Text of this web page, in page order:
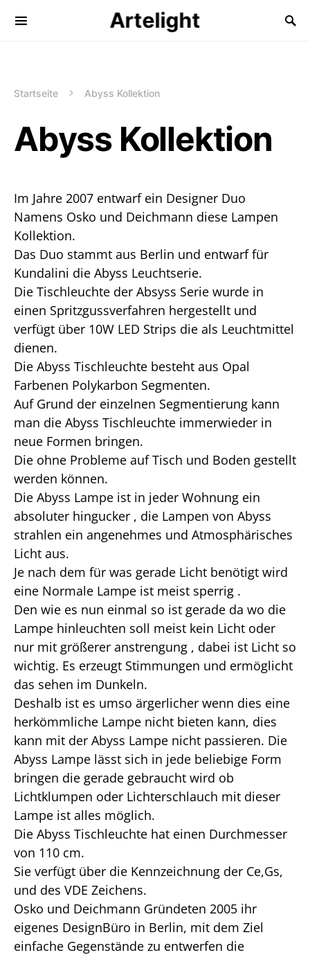
Artelight
Startseite Abyss Kollektion
Abyss Kollektion
Im Jahre 2007 entwarf ein Designer Duo
Namens Osko und Deichmann diese Lampen
Kollektion.
Das Duo stammt aus Berlin und entwarf für
Kundalini die Abyss Leuchtserie.
Die Tischleuchte der Absyss Serie wurde in
einen Spritzgussverfahren hergestellt und
verfügt über 10W LED Strips die als Leuchtmittel
dienen.
Die Abyss Tischleuchte besteht aus Opal
Farbenen Polykarbon Segmenten.
Auf Grund der einzelnen Segmentierung kann
man die Abyss Tischleuchte immerwieder in
neue Formen bringen.
Die ohne Probleme auf Tisch und Boden gestellt
werden können.
Die Abyss Lampe ist in jeder Wohnung ein
absoluter hingucker , die Lampen von Abyss
strahlen ein angenehmes und Atmosphärisches
Licht aus.
Je nach dem für was gerade Licht benötigt wird
eine Normale Lampe ist meist sperrig .
Den wie es nun einmal so ist gerade da wo die
Lampe hinleuchten soll meist kein Licht oder
nur mit größerer anstrengung , dabei ist Licht so
wichtig. Es erzeugt Stimmungen und ermöglicht
das sehen im Dunkeln.
Deshalb ist es umso ärgerlicher wenn dies eine
herkömmliche Lampe nicht bieten kann, dies
kann mit der Abyss Lampe nicht passieren. Die
Abyss Lampe lässt sich in jede beliebige Form
bringen die gerade gebraucht wird ob
Lichtklumpen oder Lichterschlauch mit dieser
Lampe ist alles möglich.
Die Abyss Tischleuchte hat einen Durchmesser
von 110 cm.
Sie verfügt über die Kennzeichnung der Ce,Gs,
und des VDE Zeichens.
Osko und Deichmann Gründeten 2005 ihr
eigenes DesignBüro in Berlin, mit dem Ziel
einfache Gegenstände zu entwerfen die